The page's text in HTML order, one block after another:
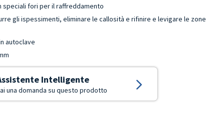
speciali fori per il raffreddamento
gli ispessimenti, eliminare le callosità e rifinire e levigare le zone
autoclave
Intelligente
una domanda su questo prodotto